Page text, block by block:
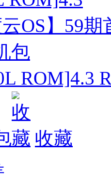
ROM]4.3
收藏